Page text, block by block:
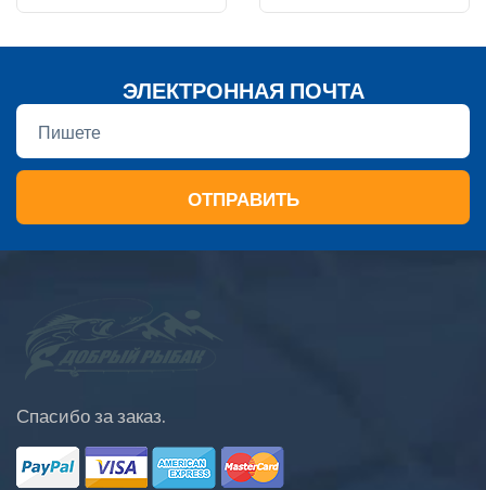
ЭЛЕКТРОННАЯ ПОЧТА
ОТПРАВИТЬ
Спасибо за заказ.